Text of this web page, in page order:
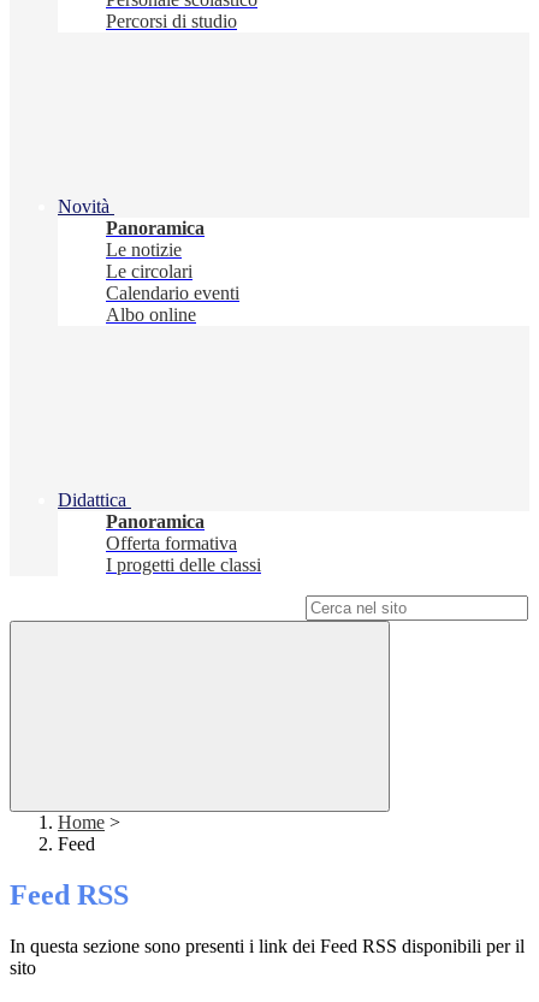
Percorsi di studio
Novità
Panoramica
Le notizie
Le circolari
Calendario eventi
Albo online
Didattica
Panoramica
Offerta formativa
I progetti delle classi
Home >
Feed
Feed RSS
In questa sezione sono presenti i link dei Feed RSS disponibili per il
sito